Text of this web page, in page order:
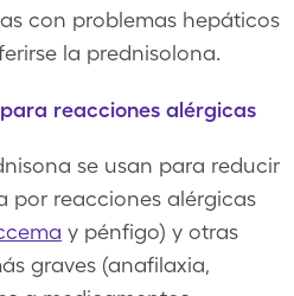
con problemas hepáticos
la prednisolona.
reacciones alérgicas
se usan para reducir
por reacciones alérgicas
y pénfigo) y otras
graves (anafilaxia,